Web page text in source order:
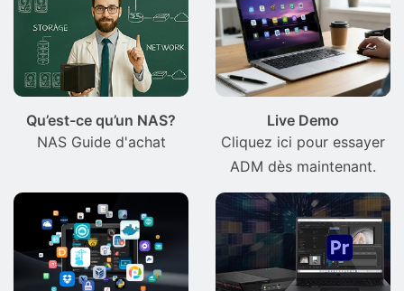
Qu’est-ce qu’un NAS?
NAS Guide d'achat
Live Demo
Cliquez ici pour essayer
ADM dès maintenant.